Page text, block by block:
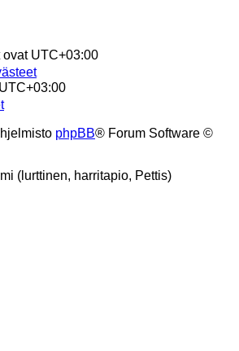
ovat UTC+03:00
UTC+03:00
phpBB® Forum Software ©
(lurttinen, harritapio, Pettis)